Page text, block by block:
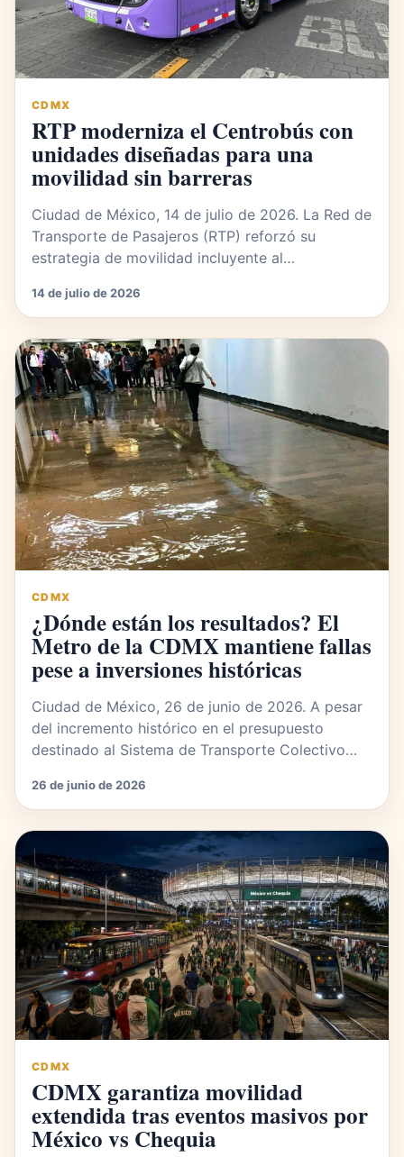
CDMX
RTP moderniza el Centrobús con
unidades diseñadas para una
movilidad sin barreras
Ciudad de México, 14 de julio de 2026. La Red de
Transporte de Pasajeros (RTP) reforzó su
estrategia de movilidad incluyente al…
14 de julio de 2026
CDMX
¿Dónde están los resultados? El
Metro de la CDMX mantiene fallas
pese a inversiones históricas
Ciudad de México, 26 de junio de 2026. A pesar
del incremento histórico en el presupuesto
destinado al Sistema de Transporte Colectivo…
26 de junio de 2026
CDMX
CDMX garantiza movilidad
extendida tras eventos masivos por
México vs Chequia